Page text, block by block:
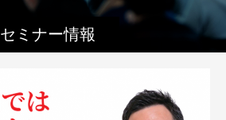
セミナー情報